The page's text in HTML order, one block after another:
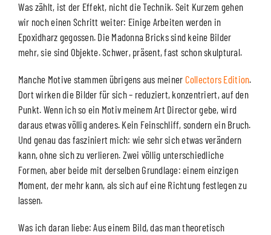
Was zählt, ist der Effekt, nicht die Technik. Seit Kurzem gehen
wir noch einen Schritt weiter: Einige Arbeiten werden in
Epoxidharz gegossen. Die Madonna Bricks sind keine Bilder
mehr, sie sind Objekte. Schwer, präsent, fast schon skulptural.
Manche Motive stammen übrigens aus meiner Collectors Edition.
Dort wirken die Bilder für sich – reduziert, konzentriert, auf den
Punkt. Wenn ich so ein Motiv meinem Art Director gebe, wird
daraus etwas völlig anderes. Kein Feinschliff, sondern ein Bruch.
Und genau das fasziniert mich: wie sehr sich etwas verändern
kann, ohne sich zu verlieren. Zwei völlig unterschiedliche
Formen, aber beide mit derselben Grundlage: einem einzigen
Moment, der mehr kann, als sich auf eine Richtung festlegen zu
lassen.
Was ich daran liebe: Aus einem Bild, das man theoretisch